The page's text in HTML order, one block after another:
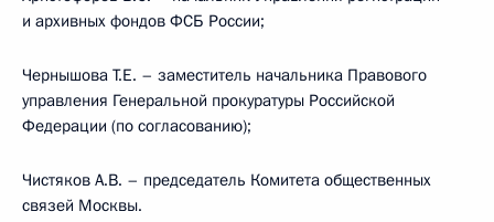
и архивных фондов ФСБ России;
Чернышова Т.Е. – заместитель начальника Правового
управления Генеральной прокуратуры Российской
Федерации (по согласованию);
Чистяков А.В. – председатель Комитета общественных
связей Москвы.